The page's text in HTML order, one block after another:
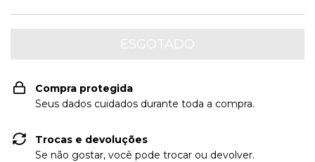
Compra protegida
Seus dados cuidados durante toda a compra.
Trocas e devoluções
Se não gostar, você pode trocar ou devolver.